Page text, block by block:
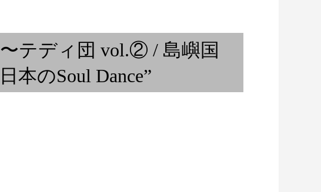
MEXICANA
張り神事ご奉納』③
〜テディ団 vol.② / 島嶼国
本のSoul Dance”